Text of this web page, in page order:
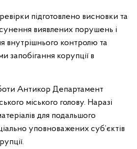
підготовлено висновки та
виявлених порушень і
внутрішнього контролю та
запобігання корупції в
Антикор Департамент
міського голову. Наразі
для подальшого
уповноважених суб’єктів